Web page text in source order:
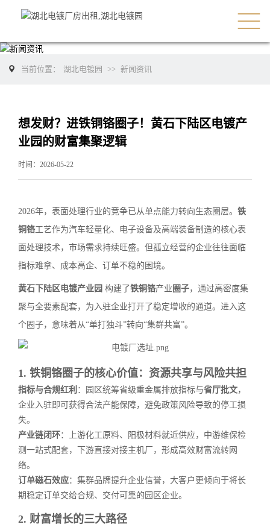
当前位置： 湖北电镀园 >> 新闻资讯
想发财？进铁铜铬圈子！黄石下陆区电镀产
业园的财富集聚逻辑
时间：2026-05-22
2026年，表面处理行业的竞争已从单点能力转向生态圈层。 铁
铜铬工艺作为汽车轻量化、电子设备及高端装备制造的核心表
面处理技术，市场需求持续旺盛。但孤立经营的企业往往面临
指标难拿、成本高企、订单不稳的困境。
黄石下陆区电镀产业园 构建了铁铜铬产业 圈子，通过高密度集
聚与全要素配套，为入驻企业打开了稳定增收的通道。进入这
个圈子，意味着从“单打独斗”转向“集群共富”。
1. 铁铜铬圈子的核心价值：资源共享与风险共担
指标与合规红利 ：园区统筹省级重金属排放指标与省厅批文，
企业入驻即可获得合法产能保障，避免政策风险导致的停工损
失。
产业链闭环：上游化工原料、阳极材料就近供应，中游维保检
测一站式配套，下游直接对接主机厂，形成高效财富流转网
络。
订单磁石效应：集群品牌提升企业信誉，大客户更倾向于将长
期稳定订单交给合规、交付可靠的园区企业。
2. 财富增长的三大路径